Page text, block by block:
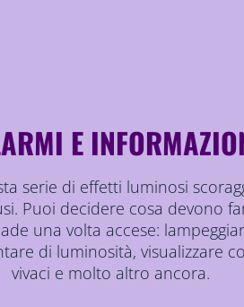
E
serie di effetti luminosi
Puoi decidere cosa devono
una volta accese:
di luminosità, visualizzare
vivaci e molto altro ancora.